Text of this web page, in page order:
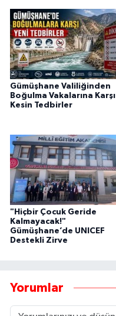
Gümüşhane Valiliğinden
Boğulma Vakalarına Karşı
Kesin Tedbirler
"Hiçbir Çocuk Geride
Kalmayacak!"
Gümüşhane’de UNICEF
Destekli Zirve
Yorumlar